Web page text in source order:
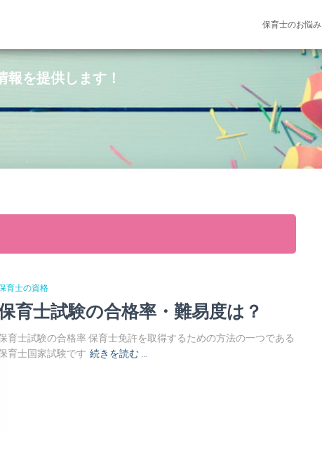
保育士のお悩み
を提供します！
育士の資格
育士試験の合格率・難易度は？
育士試験の合格率 保育士免許を取得するための方法の一つである
育士国家試験です 続きを読む …